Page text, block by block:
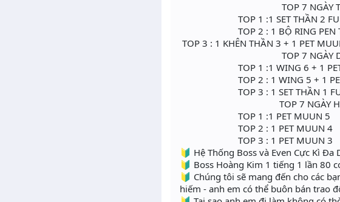
TOP 7 NGÀY THỢ
TOP 1 :1 SET THẦN 2 FULL
TOP 2 : 1 BỘ RING PEN
TOP 3 : 1 KHÊN THẦN 3 + 1
TOP 7 NGÀY
TOP 1 :1 WING 6 + 1
TOP 2 : 1 WING 5 +
TOP 3 : 1 SET THẦN
TOP 7 NGÀY HỖN
TOP 1 :1 PET MUUN 5
TOP 2 : 1 PET MUUN 4
TOP 3 : 1 PET MUUN 3
🔰 Hệ Thống Boss và Even Cực Kì Đa
🔰 Boss Hoàng Kim 1 tiếng 1 lần 80
🔰 Chúng tôi sẽ mang đến cho các
hiếm - anh em có thể buôn bán trao